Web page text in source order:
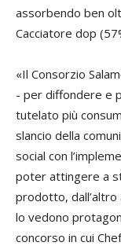
assorbendo ben
Cacciatore dop
«Il Consorzio
- per diffondere e
tutelato più
slancio della
social con
poter attingere a
prodotto,
lo vedono
concorso in cui